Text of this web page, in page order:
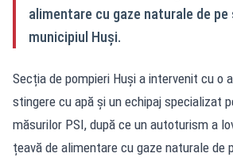
alimentare cu gaze naturale de pe
municipiul Huși.
Secția de pompieri Huși a intervenit cu o
stingere cu apă și un echipaj specializat
măsurilor PSI, după ce un autoturism a
țeavă de alimentare cu gaze naturale de